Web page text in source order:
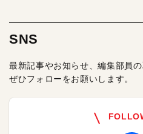
SNS
最新記事やお知らせ、編集部員
ぜひフォローをお願いします。